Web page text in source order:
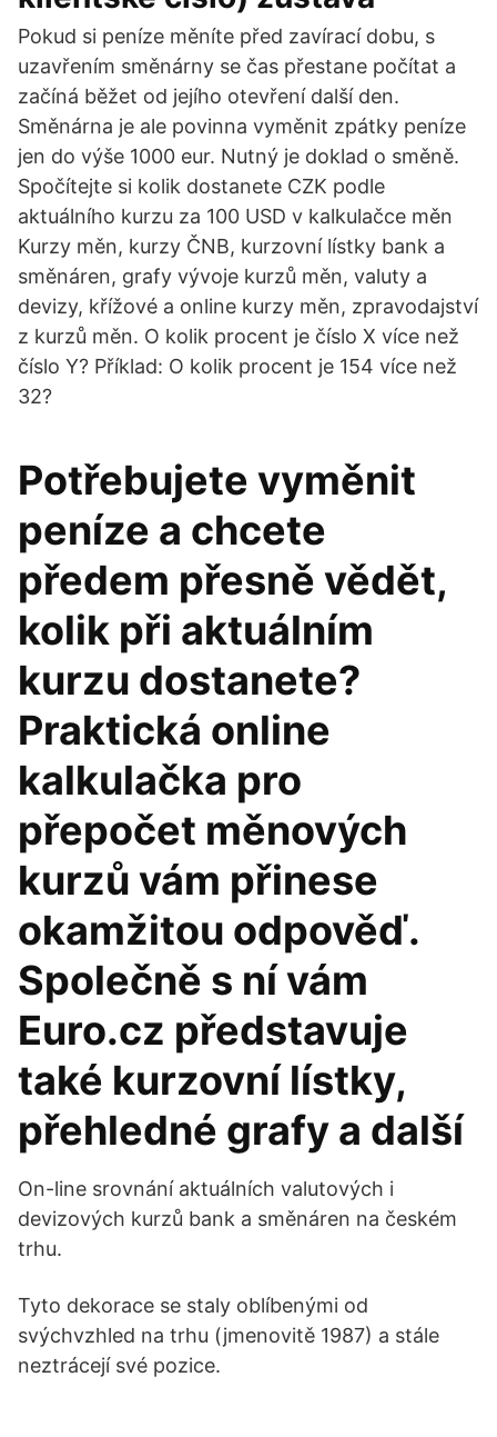
Pokud si peníze měníte před zavírací dobu, s
uzavřením směnárny se čas přestane počítat a
začíná běžet od jejího otevření další den.
Směnárna je ale povinna vyměnit zpátky peníze
jen do výše 1000 eur. Nutný je doklad o směně.
Spočítejte si kolik dostanete CZK podle
aktuálního kurzu za 100 USD v kalkulačce měn
Kurzy měn, kurzy ČNB, kurzovní lístky bank a
směnáren, grafy vývoje kurzů měn, valuty a
devizy, křížové a online kurzy měn, zpravodajství
z kurzů měn. O kolik procent je číslo X více než
číslo Y? Příklad: O kolik procent je 154 více než
32?
Potřebujete vyměnit
peníze a chcete
předem přesně vědět,
kolik při aktuálním
kurzu dostanete?
Praktická online
kalkulačka pro
přepočet měnových
kurzů vám přinese
okamžitou odpověď.
Společně s ní vám
Euro.cz představuje
také kurzovní lístky,
přehledné grafy a další
On-line srovnání aktuálních valutových i
devizových kurzů bank a směnáren na českém
trhu.
Tyto dekorace se staly oblíbenými od
svýchvzhled na trhu (jmenovitě 1987) a stále
neztrácejí své pozice.